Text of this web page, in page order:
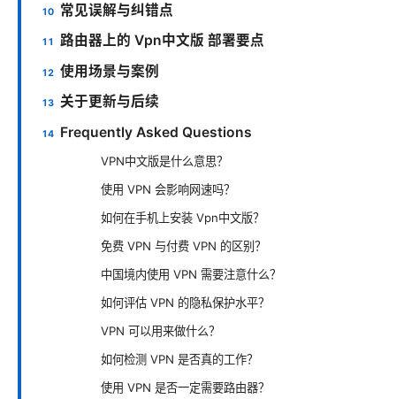
常见误解与纠错点
路由器上的 Vpn中文版 部署要点
使用场景与案例
关于更新与后续
Frequently Asked Questions
VPN中文版是什么意思？
使用 VPN 会影响网速吗？
如何在手机上安装 Vpn中文版？
免费 VPN 与付费 VPN 的区别？
中国境内使用 VPN 需要注意什么？
如何评估 VPN 的隐私保护水平？
VPN 可以用来做什么？
如何检测 VPN 是否真的工作？
使用 VPN 是否一定需要路由器？